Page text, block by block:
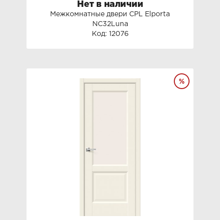
Нет в наличии
Межкомнатные двери СРL Elporta
NC32Luna
Код: 12076